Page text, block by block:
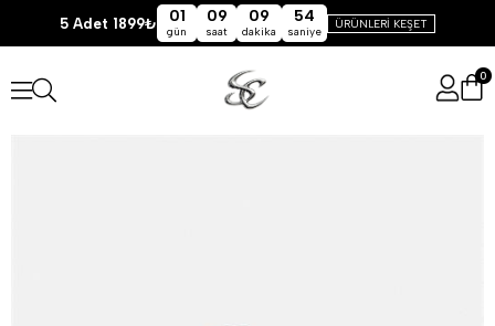
5 Adet 1899₺ 01
gün
09
saat
09
dakika
54
saniye
ÜRÜNLERİ KEŞET
0